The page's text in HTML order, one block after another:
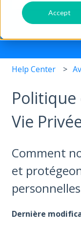
Accept
Il n'y a aucune
Help Center
Politique
Vie
Comment
et
personnelles
Dernière